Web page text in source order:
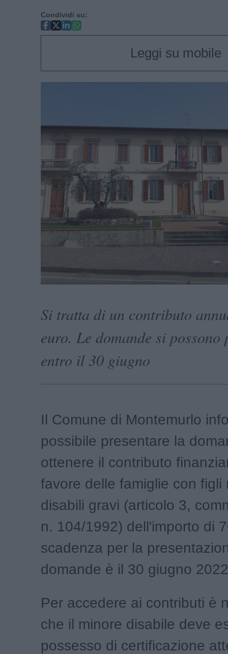
Condividi su:
Leggi su mobile
Si tratta di un contributo
euro. Le domande si possono
entro il 30 giugno
Il Comune di Montemurlo
possibile presentare la
ottenere il contributo
favore delle famiglie con figli
disabili gravi (articolo 3,
n. 104/1992) dell'importo di
scadenza per la
domande è il 30 giugno
Per accedere ai contributi è
che il minore disabile deve
possesso di certificazione